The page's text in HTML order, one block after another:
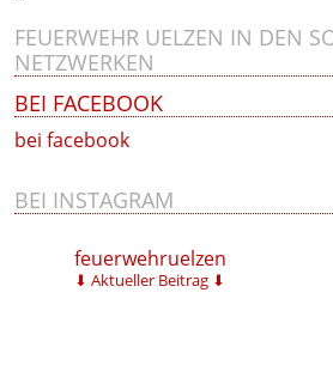
FEUERWEHR UELZEN IN DEN
NETZWERKEN
BEI FACEBOOK
bei facebook
BEI INSTAGRAM
feuerwehruelzen
⬇ Aktueller Beitrag ⬇